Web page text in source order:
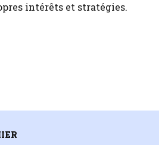
intérêts et stratégies.